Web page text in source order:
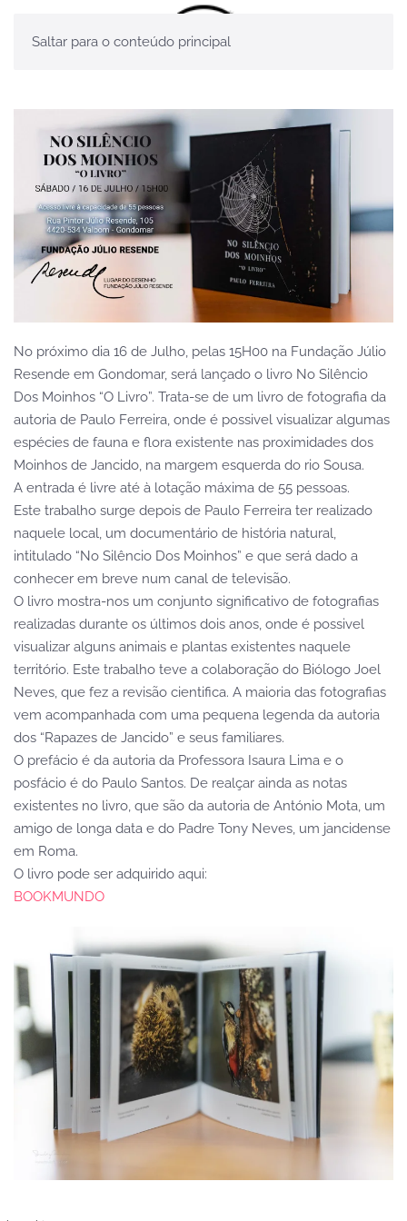
Saltar para o conteúdo principal
No próximo dia 16 de Julho, pelas 15H00 na Fundação Júlio
Resende em Gondomar, será lançado o livro No Silêncio
Dos Moinhos “O Livro”. Trata-se de um livro de fotografia da
autoria de Paulo Ferreira, onde é possivel visualizar algumas
espécies de fauna e flora existente nas proximidades dos
Moinhos de Jancido, na margem esquerda do rio Sousa.
A entrada é livre até à lotação máxima de 55 pessoas.
Este trabalho surge depois de Paulo Ferreira ter realizado
naquele local, um documentário de história natural,
intitulado “No Silêncio Dos Moinhos” e que será dado a
conhecer em breve num canal de televisão.
O livro mostra-nos um conjunto significativo de fotografias
realizadas durante os últimos dois anos, onde é possivel
visualizar alguns animais e plantas existentes naquele
território. Este trabalho teve a colaboração do Biólogo Joel
Neves, que fez a revisão cientifica. A maioria das fotografias
vem acompanhada com uma pequena legenda da autoria
dos “Rapazes de Jancido” e seus familiares.
O prefácio é da autoria da Professora Isaura Lima e o
posfácio é do Paulo Santos. De realçar ainda as notas
existentes no livro, que são da autoria de António Mota, um
amigo de longa data e do Padre Tony Neves, um jancidense
em Roma.
O livro pode ser adquirido aqui:
BOOKMUNDO